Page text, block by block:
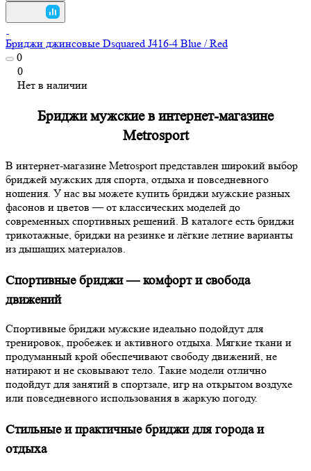
Бриджи джинсовые Dsquared J416-4 Blue / Red
0
0
Нет в наличии
Бриджи мужские в интернет-магазине
Metrosport
В интернет-магазине Metrosport представлен широкий выбор
бриджей мужских для спорта, отдыха и повседневного
ношения. У нас вы можете купить бриджи мужские разных
фасонов и цветов — от классических моделей до
современных спортивных решений. В каталоге есть бриджи
трикотажные, бриджи на резинке и лёгкие летние варианты
из дышащих материалов.
Спортивные бриджи — комфорт и свобода
движений
Спортивные бриджи мужские идеально подойдут для
тренировок, пробежек и активного отдыха. Мягкие ткани и
продуманный крой обеспечивают свободу движений, не
натирают и не сковывают тело. Такие модели отлично
подойдут для занятий в спортзале, игр на открытом воздухе
или повседневного использования в жаркую погоду.
Стильные и практичные бриджи для города и
отдыха